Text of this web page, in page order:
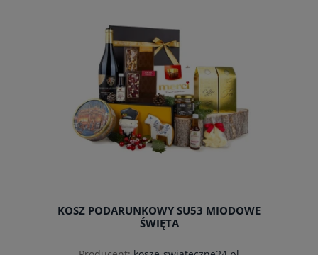
KOSZ PODARUNKOWY SU53 MIODOWE
ŚWIĘTA